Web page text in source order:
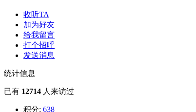
收听TA
加为好友
给我留言
打个招呼
发送消息
统计信息
已有 12714 人来访过
积分: 638